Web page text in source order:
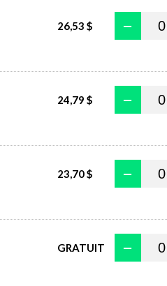
26,53 $ −
24,79 $ −
23,70 $ −
GRATUIT −